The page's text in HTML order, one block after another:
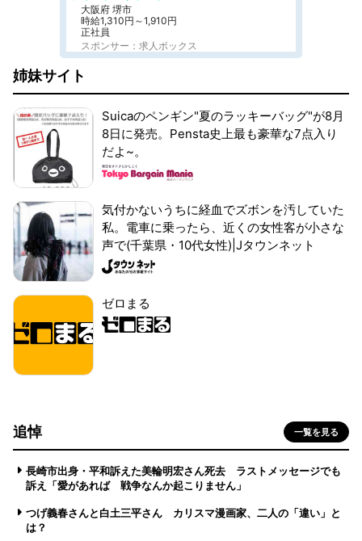
大阪府 堺市
時給1,310円～1,910円
正社員
スポンサー：求人ボックス
姉妹サイト
Suicaのペンギン"夏のラッキーバッグ"が8月
8日に発売。Pensta史上最も豪華な7点入り
だよ~。
気付かないうちに経血でズボンを汚していた
私。電車に乗ったら、近くの女性客が小さな
声で(千葉県・10代女性)|Jタウンネット
ゼロまる
追悼 一覧を見る
長崎市出身・平和訴えた美輪明宏さん死去 ラストメッセージでも
訴え「愛があれば 戦争なんか起こりません」
つげ義春さんと白土三平さん カリスマ漫画家、二人の「違い」と
は？